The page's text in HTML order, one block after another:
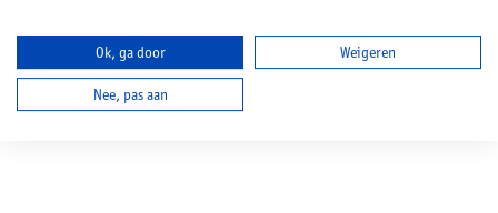
Ok, ga door Weigeren
Nee, pas aan